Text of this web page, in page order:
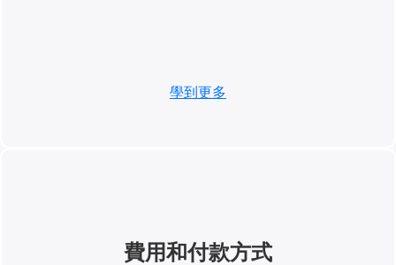
學到更多
費用和付款方式